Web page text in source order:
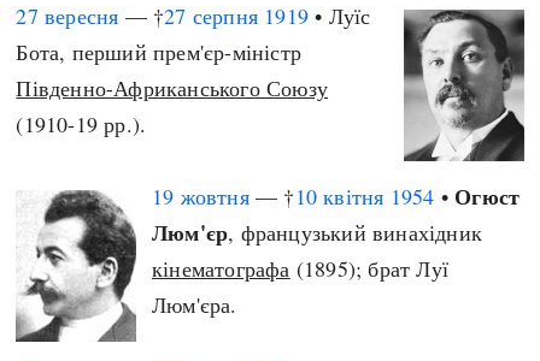
27 вересня — †27 серпня 1919 • Луїс
Бота, перший прем'єр-міністр
Південно-Африканського Союзу
(1910-19 рр.).
19 жовтня— †10 квітня 1954 • Огюст
Люм'єр, французький винахідник
кінематографа (1895); брат Луї
Люм'єра.